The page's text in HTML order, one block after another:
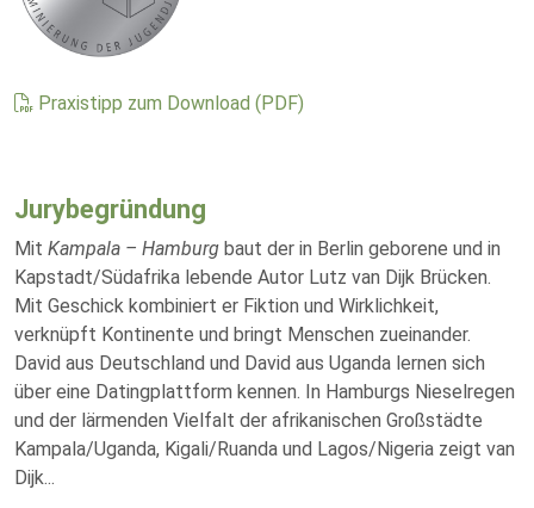
Praxistipp zum Download (PDF)
Jurybegründung
Mit Kampala – Hamburg baut der in Berlin geborene und in
Kapstadt/Südafrika lebende Autor Lutz van Dijk Brücken.
Mit Geschick kombiniert er Fiktion und Wirklichkeit,
verknüpft Kontinente und bringt Menschen zueinander.
David aus Deutschland und David aus Uganda lernen sich
über eine Datingplattform kennen. In Hamburgs Nieselregen
und der lärmenden Vielfalt der afrikanischen Großstädte
Kampala/Uganda, Kigali/Ruanda und Lagos/Nigeria zeigt van
Dijk...